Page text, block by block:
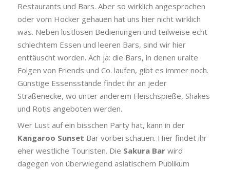
Restaurants und Bars. Aber so wirklich angesprochen
oder vom Hocker gehauen hat uns hier nicht wirklich
was. Neben lustlosen Bedienungen und teilweise echt
schlechtem Essen und leeren Bars, sind wir hier
enttäuscht worden. Ach ja: die Bars, in denen uralte
Folgen von Friends und Co. laufen, gibt es immer noch.
Günstige Essensstände findet ihr an jeder
Straßenecke, wo unter anderem Fleischspieße, Shakes
und Rotis angeboten werden.
Wer Lust auf ein bisschen Party hat, kann in der
Kangaroo Sunset Bar vorbei schauen. Hier findet ihr
eher westliche Touristen. Die Sakura Bar wird
dagegen von überwiegend asiatischem Publikum